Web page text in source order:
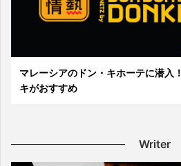
マレーシアのドン・キホーテに潜入
キがおすすめ
Writer